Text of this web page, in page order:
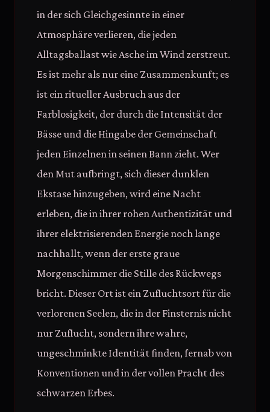
in der sich Gleichgesinnte in einer
Atmosphäre verlieren, die jeden
Alltagsballast wie Asche im Wind zerstreut.
Es ist mehr als nur eine Zusammenkunft; es
ist ein ritueller Ausbruch aus der
Farblosigkeit, der durch die Intensität der
Bässe und die Hingabe der Gemeinschaft
jeden Einzelnen in seinen Bann zieht. Wer
den Mut aufbringt, sich dieser dunklen
Ekstase hinzugeben, wird eine Nacht
erleben, die in ihrer rohen Authentizität und
ihrer elektrisierenden Energie noch lange
nachhallt, wenn der erste graue
Morgenschimmer die Stille des Rückwegs
bricht. Dieser Ort ist ein Zufluchtsort für die
verlorenen Seelen, die in der Finsternis nicht
nur Zuflucht, sondern ihre wahre,
ungeschminkte Identität finden, fernab von
Konventionen und in der vollen Pracht des
schwarzen Erbes.